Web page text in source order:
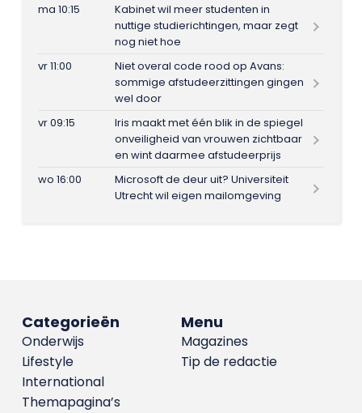
ma 10:15
Kabinet wil meer studenten in
nuttige studierichtingen, maar zegt
nog niet hoe
vr 11:00
Niet overal code rood op Avans:
sommige afstudeerzittingen gingen
wel door
vr 09:15
Iris maakt met één blik in de spiegel
onveiligheid van vrouwen zichtbaar
en wint daarmee afstudeerprijs
wo 16:00
Microsoft de deur uit? Universiteit
Utrecht wil eigen mailomgeving
Menu
Magazines
Tip de redactie
Categorieën
Onderwijs
Lifestyle
International
Themapagina’s